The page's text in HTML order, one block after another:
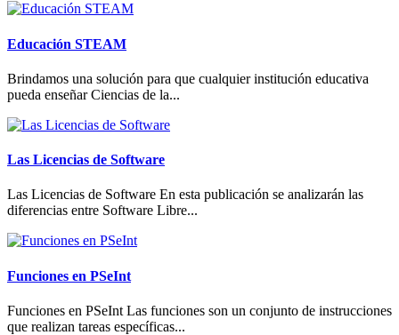
Educación STEAM
Brindamos una solución para que cualquier institución educativa
pueda enseñar Ciencias de la...
Las Licencias de Software
Las Licencias de Software En esta publicación se analizarán las
diferencias entre Software Libre...
Funciones en PSeInt
Funciones en PSeInt Las funciones son un conjunto de instrucciones
que realizan tareas específicas...